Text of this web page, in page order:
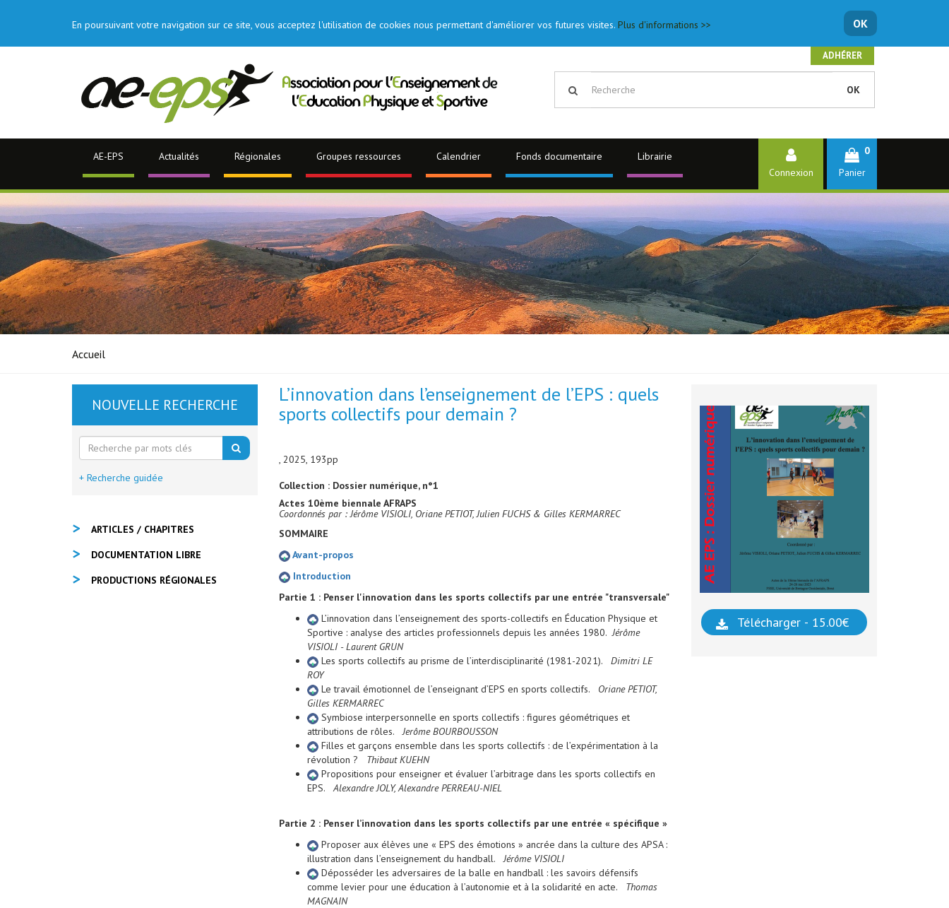
En poursuivant votre navigation sur ce site, vous acceptez l'utilisation de cookies nous permettant d'améliorer vos futures visites. Plus d'informations >> OK
ADHÉRER
OK
AE-EPS Actualités Régionales Groupes ressources Calendrier Fonds documentaire
Librairie
Connexion
0
Panier
Accueil
L’innovation dans l’enseignement de l’EPS : quels
sports collectifs pour demain ?
, 2025, 193pp
Collection : Dossier numérique, n°1
Actes 10ème biennale AFRAPS
Coordonnés par : Jérôme VISIOLI, Oriane PETIOT, Julien FUCHS & Gilles KERMARREC
SOMMAIRE
Avant-propos
Introduction
Partie 1 : Penser l'innovation dans les sports collectifs par une entrée "transversale"
L’innovation dans l’enseignement des sports-collectifs en Éducation Physique et
Sportive : analyse des articles professionnels depuis les années 1980.Jérôme
VISIOLI - Laurent GRUN
Les sports collectifs au prisme de l’interdisciplinarité (1981-2021). Dimitri LE
ROY
Le travail émotionnel de l’enseignant d’EPS en sports collectifs. Oriane PETIOT,
Gilles KERMARREC
Symbiose interpersonnelle en sports collectifs : figures géométriques et
attributions de rôles.Jerôme BOURBOUSSON
Filles et garçons ensemble dans les sports collectifs : de l’expérimentation à la
révolution ? Thibaut KUEHN
Propositions pour enseigner et évaluer l’arbitrage dans les sports collectifs en
EPS.Alexandre JOLY, Alexandre PERREAU-NIEL
Partie 2 : Penser l’innovation dans les sports collectifs par une entrée « spécifique »
Proposer aux élèves une « EPS des émotions » ancrée dans la culture des APSA :
illustration dans l’enseignement du handball.Jérôme VISIOLI
Déposséder les adversaires de la balle en handball : les savoirs défensifs
comme levier pour une éducation à l’autonomie et à la solidarité en acte. Thomas
MAGNAIN
Télécharger - 15.00€
NOUVELLE RECHERCHE
+ Recherche guidée
ARTICLES / CHAPITRES
DOCUMENTATION LIBRE
PRODUCTIONS RÉGIONALES